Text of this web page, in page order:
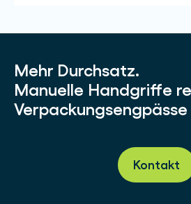
Mehr Durchsatz.
Manuelle Handgriffe
Kontakt